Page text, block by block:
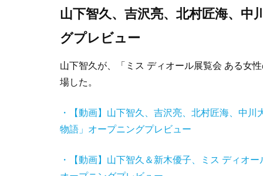
山下智久、吉沢亮、北村匠海、
グプレビュー
山下智久が、「ミス ディオール展覧会 ある女
場した。
・【動画】山下智久、吉沢亮、北村匠海、中
物語」オープニングプレビュー
・【動画】山下智久＆新木優子、ミス ディオ